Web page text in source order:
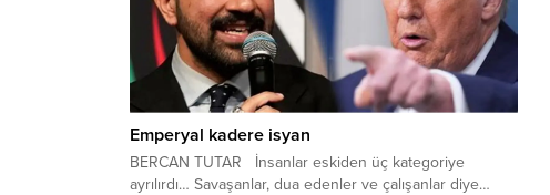
Emperyal kadere isyan
BERCAN TUTAR İnsanlar eskiden üç kategoriye
ayrılırdı… Savaşanlar, dua edenler ve çalışanlar diye…